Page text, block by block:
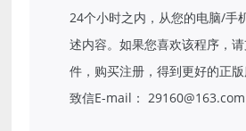
24个小时之内，从您的电脑/手
述内容。如果您喜欢该程序，
件，购买注册，得到更好的正
致信E-mail： 29160@163.com